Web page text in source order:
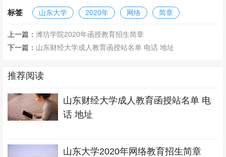
标签 山东大学 2020年 网络 简章
上一篇：潍坊学院2020年函授教育招生简章
下一篇： 山东财经大学成人教育函授站名单 电话 地址
推荐阅读
山东财经大学成人教育函授站名单 电
话 地址
山东大学2020年网络教育招生简章